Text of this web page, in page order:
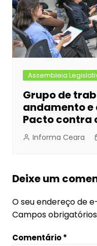
Assembleia
Grupo de
andamento
Pacto contra
Informa Ceara
Deixe um
O seu endereço de
Campos
Comentário*